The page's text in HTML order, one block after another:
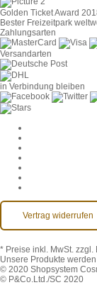
Golden Ticket Award
Bester Freizeitpark
Zahlungsarten
Versandarten
in Verbindung bleiben
Vertrag widerrufen
* Preise inkl. MwSt. zzgl.
Unsere Produkte
© 2020 Shopsystem
© P&Co.Ltd./SC 2020